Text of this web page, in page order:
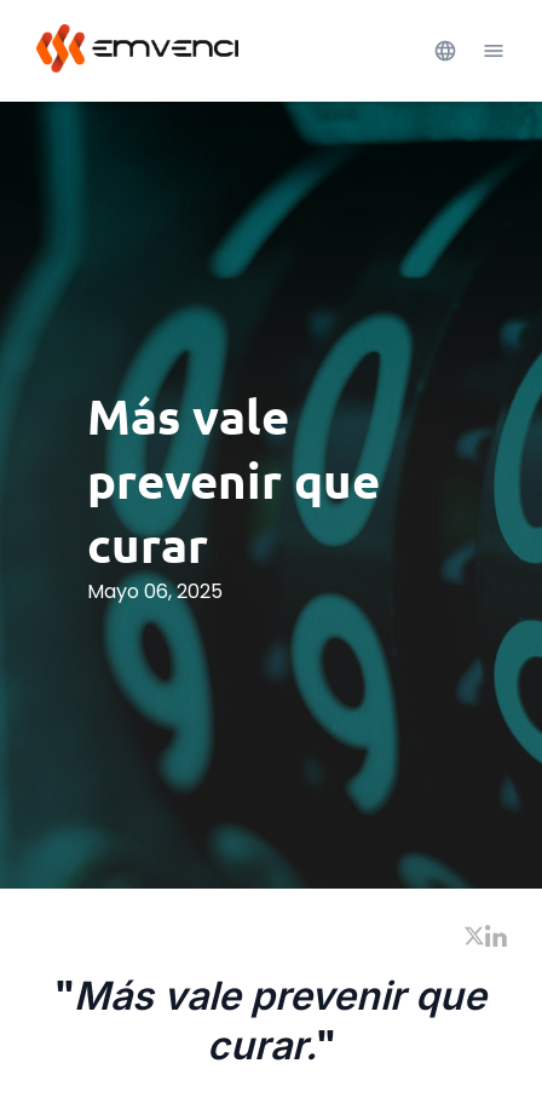
Más vale
prevenir que
curar
Mayo 06, 2025
"Más vale prevenir que
curar."